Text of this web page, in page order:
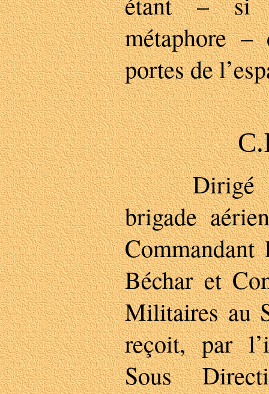
métaphore
portes de
Dirigé
brigade
Béchar et
Militaires au
reçoit, par
Sous